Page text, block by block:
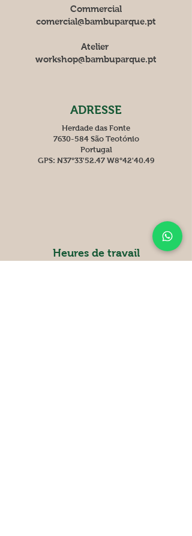
Commercial
comercial@bambuparque.pt
Atelier
workshop@bambuparque.pt
ADRESSE
Herdade das Fonte
7630-584 São Teotónio
Portugal
GPS: N37°33'52.47 W8°42'40.49
Heures de travail